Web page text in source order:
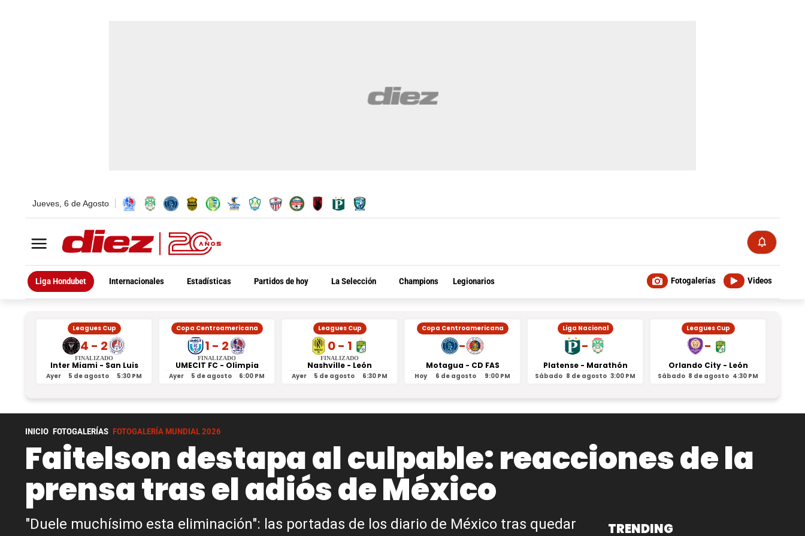
Jueves, 6 de Agosto
Liga Hondubet Internacionales Estadísticas Partidos de hoy La Selección Champions Legionarios Videos
Fotogalerías
Leagues Cup
4 - 2
FINALIZADO
Inter Miami - San Luis
Ayer 5 de agosto 5:30 PM
Copa Centroamericana
1 - 2
FINALIZADO
UMECIT FC - Olimpia
Ayer 5 de agosto 6:00 PM
Leagues Cup
0 - 1
FINALIZADO
Nashville - León
Ayer 5 de agosto 6:30 PM
Copa Centroamericana
-
Motagua - CD FAS
Hoy 6 de agosto 9:00 PM
Liga Nacional
-
Platense - Marathón
Sábado 8 de agosto 3:00 PM
Leagues Cup
-
Orlando City - León
Sábado 8 de agosto 4:30 PM
INICIO FOTOGALERÍAS FOTOGALERÍA MUNDIAL 2026
Faitelson destapa al culpable: reacciones de la
prensa tras el adiós de México
"Duele muchísimo esta eliminación": las portadas de los diario de México tras quedar
TRENDING